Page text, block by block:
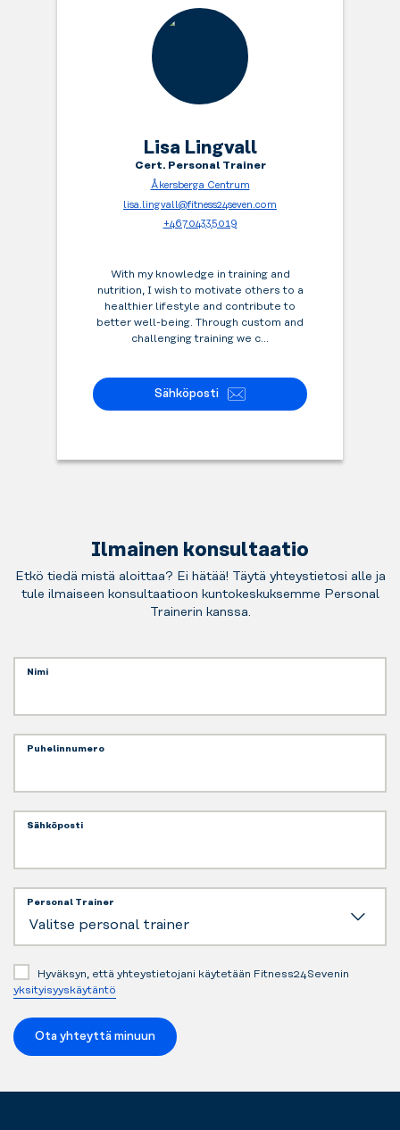
Lisa Lingvall
Cert. Personal Trainer
Åkersberga Centrum
lisa.lingvall@fitness24seven.com
+46704335019
With my knowledge in training and
nutrition, I wish to motivate others to a
healthier lifestyle and contribute to
better well-being. Through custom and
challenging training we c...
Sähköposti
Ilmainen konsultaatio
Etkö tiedä mistä aloittaa? Ei hätää! Täytä yhteystietosi alle ja
tule ilmaiseen konsultaatioon kuntokeskuksemme Personal
Trainerin kanssa.
Nimi
Puhelinnumero
Sähköposti
Personal Trainer
Hyväksyn, että yhteystietojani käytetään Fitness24Sevenin
yksityisyyskäytäntö
Ota yhteyttä minuun